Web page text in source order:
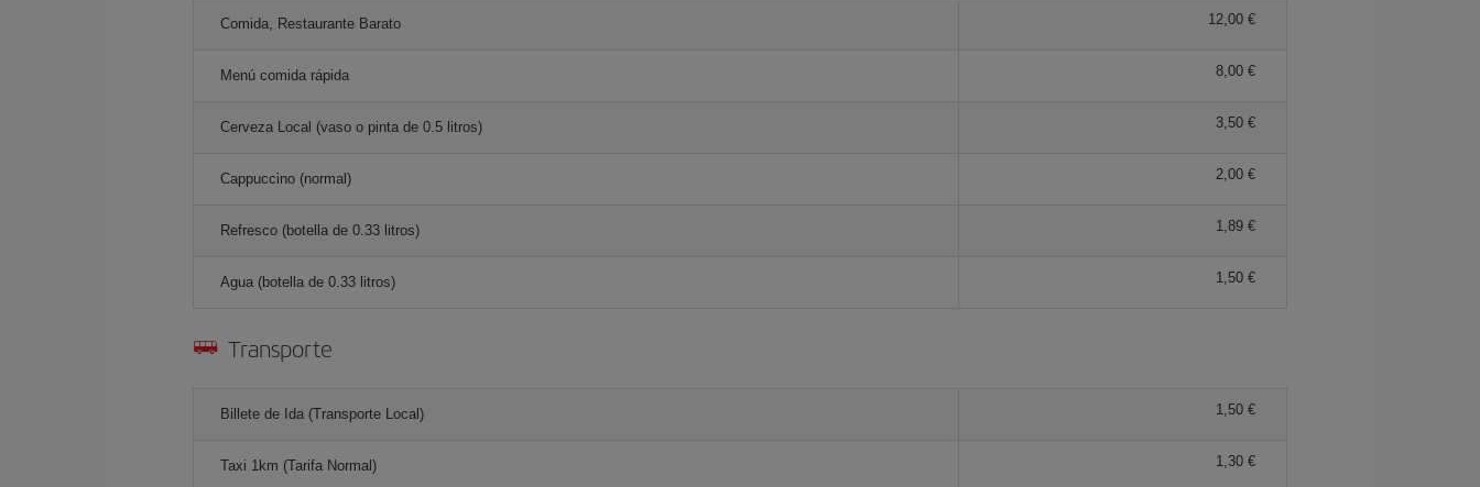
Comida, Restaurante Barato 12,00 €
Menú comida rápida 8,00 €
Cerveza Local (vaso o pinta de 0.5 litros) 3,50 €
Cappuccino (normal) 2,00 €
Refresco (botella de 0.33 litros) 1,89 €
Agua (botella de 0.33 litros) 1,50 €
Transporte
Billete de Ida (Transporte Local) 1,50 €
Taxi 1km (Tarifa Normal) 1,30 €